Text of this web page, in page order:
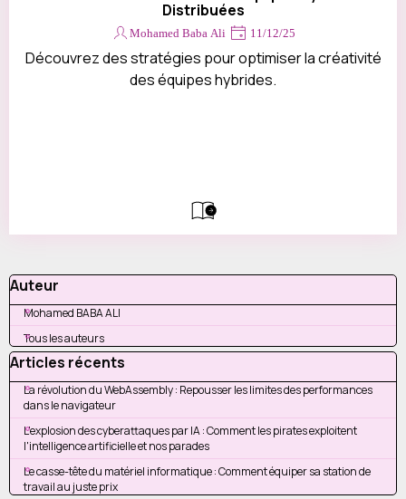
Distribuées
Mohamed Baba Ali 11/12/25
Découvrez des stratégies pour optimiser la créativité
des équipes hybrides.
Sauter le bloc Auteur
Auteur
Mohamed BABA ALI
Tous les auteurs
Sauter le bloc Articles récents
Articles récents
La révolution du WebAssembly : Repousser les limites des performances
dans le navigateur
L'explosion des cyberattaques par IA : Comment les pirates exploitent
l'intelligence artificielle et nos parades
Le casse-tête du matériel informatique : Comment équiper sa station de
travail au juste prix